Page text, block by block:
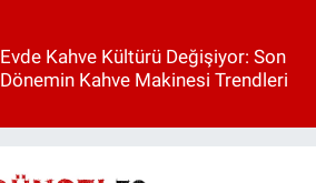
Evde Kahve Kültürü Değişiyor: Son
Dönemin Kahve Makinesi Trendleri